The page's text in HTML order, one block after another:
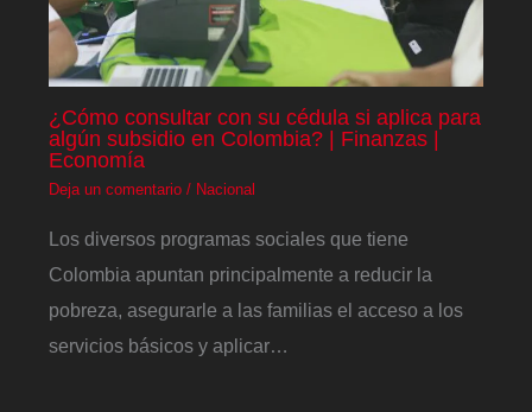
¿Cómo consultar con su cédula si aplica para
algún subsidio en Colombia? | Finanzas |
Economía
Deja un comentario / Nacional
Los diversos programas sociales que tiene
Colombia apuntan principalmente a reducir la
pobreza, asegurarle a las familias el acceso a los
servicios básicos y aplicar…